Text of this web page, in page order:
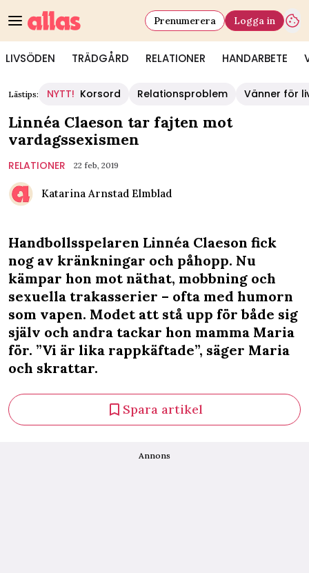
LIVSÖDEN TRÄDGÅRD RELATIONER HANDARBETE
Prenumerera Logga in
Lästips: NYTT! Korsord Relationsproblem Vänner för
Linnéa Claeson tar fajten mot
vardagssexismen
RELATIONER 22 feb, 2019
Katarina Arnstad Elmblad
Handbollsspelaren Linnéa Claeson fick
nog av kränkningar och påhopp. Nu
kämpar hon mot näthat, mobbning och
sexuella trakasserier – ofta med humorn
som vapen. Modet att stå upp för både sig
själv och andra tackar hon mamma Maria
för. ”Vi är lika rappkäftade”, säger Maria
och skrattar.
Spara artikel
Annons